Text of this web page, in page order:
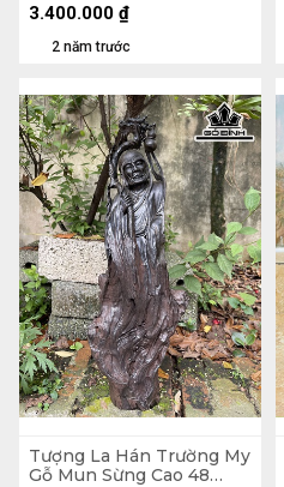
2 năm trước
3.400.000 ₫
Tượng La Hán Trường My
Gỗ Mun Sừng Cao 48